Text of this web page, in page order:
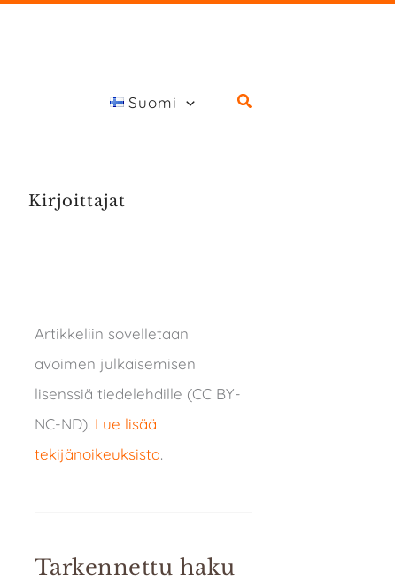
Suomi
Kirjoittajat
Artikkeliin sovelletaan
avoimen julkaisemisen
lisenssiä tiedelehdille (CC BY-
NC-ND). Lue lisää
tekijänoikeuksista.
Tarkennettu haku